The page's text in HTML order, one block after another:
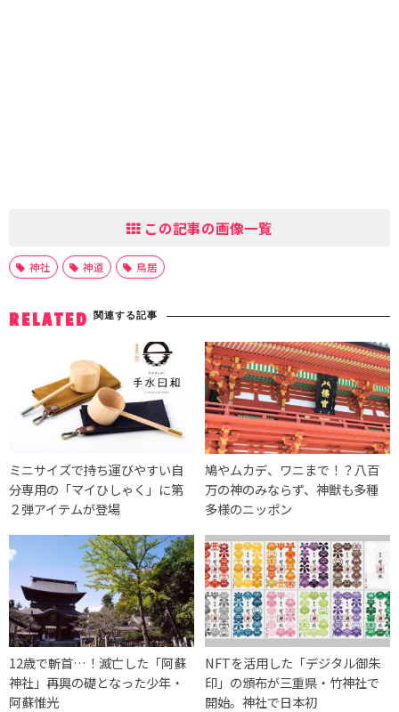
この記事の画像一覧
神社 神道 鳥居
RELATED 関連する記事
ミニサイズで持ち運びやすい自
分専用の「マイひしゃく」に第
２弾アイテムが登場
鳩やムカデ、ワニまで！？八百
万の神のみならず、神獣も多種
多様のニッポン
12歳で斬首…！滅亡した「阿蘇
神社」再興の礎となった少年・
阿蘇惟光
NFTを活用した「デジタル御朱
印」の頒布が三重県・竹神社で
開始。神社で日本初